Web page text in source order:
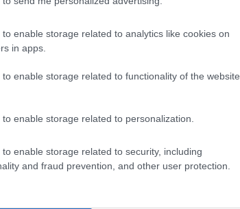
enable storage related to analytics like cookies on
in apps.
enable storage related to functionality of the website
enable storage related to personalization.
enable storage related to security, including
and fraud prevention, and other user protection.
με σταφίδες,
αλά σπετσιώτα… Αν
τα τηγανητά, ιδού έξι
συνταγές να απολαύσετε τον
|25.04.2021 09:55